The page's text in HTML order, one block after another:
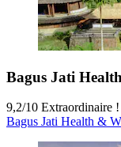
Bagus Jati
9,2/10 Extraordinaire
Bagus Jati Health &